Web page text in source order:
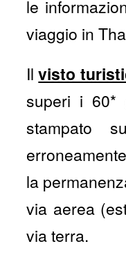
le
viaggio in
Ilvisto
superi i 60*
stampato
la
via aerea
via terra.